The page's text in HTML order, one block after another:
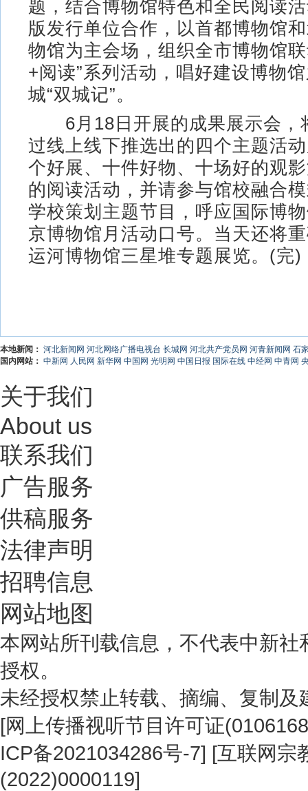
题，结合博物馆特色和全民阅读
版发行单位合作，以首都博物馆
物馆为主会场，组织全市博物馆
+阅读”系列活动，唱好建设博物
城“双城记”。
6月18日开展的成果展示会，
过线上线下推选出的四个主题活
个好展、十件好物、十场好的观
的阅读活动，并请参与馆校融合
学校策划主题节目，呼应国际博
京博物馆月活动口号。当天还将
运河博物馆三星堆专题展览。(完)
本地新闻： 河北新闻网 河北网络广播电视台 长城网 河北共产党员网 河青新闻网 石
国内网站： 中新网 人民网 新华网 中国网 光明网 中国日报 国际在线 中经网 中青网
关于我们
About us
联系我们
广告服务
供稿服务
法律声明
招聘信息
网站地图
本网站所刊载信息，不代表中新
授权。
未经授权禁止转载、摘编、复制
[网上传播视听节目许可证
ICP备2021034286号-7] [互联网宗
(2022)0000119]